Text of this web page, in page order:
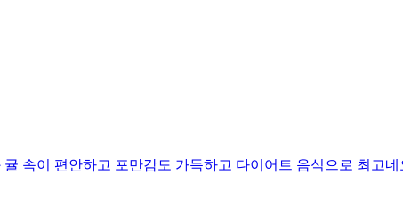
속이 편안하고 포만감도 가득하고 다이어트 음식으로 최고네